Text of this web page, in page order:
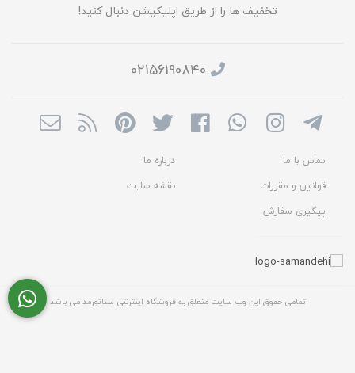
تخفیف ها را از طریق اپلیکیشن دنبال کنید!
02156190840
تماس با ما
درباره ما
قوانین و مقررات
نقشه سایت
پیگیری سفارش
تمامی حقوق این وب سایت متعلق به فروشگاه اینترنتی سناتورمد می باشد